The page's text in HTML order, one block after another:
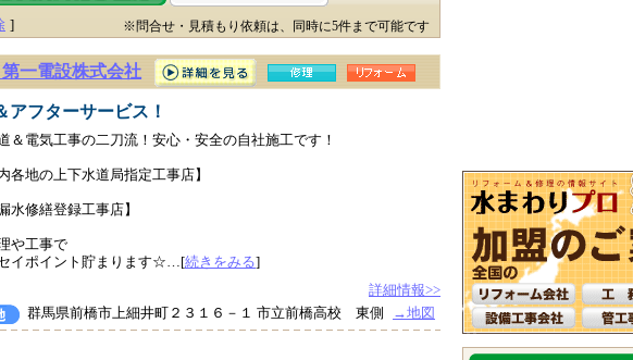
] ※問合せ・見積もり依頼は、同時に5件まで可能です
一電設株式会社
アフターサービス！
＆電気工事の二刀流！安心・安全の自社施工です！
各地の上下水道局指定工事店】
水修繕登録工事店】
や工事で
セイポイント貯まります☆…[続きをみる]
詳細情報>>
群馬県前橋市上細井町２３１６－１ 市立前橋高校 東側
→地図